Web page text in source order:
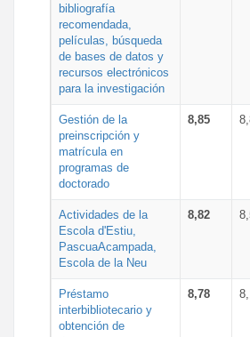
bibliografía
recomendada,
películas, búsqueda
de bases de datos y
recursos electrónicos
para la investigación
Gestión de la
preinscripción y
matrícula en
programas de
doctorado
8,85
Actividades de la
Escola d'Estiu,
PascuaAcampada,
Escola de la Neu
8,82
Préstamo
interbibliotecario y
obtención de
8,78